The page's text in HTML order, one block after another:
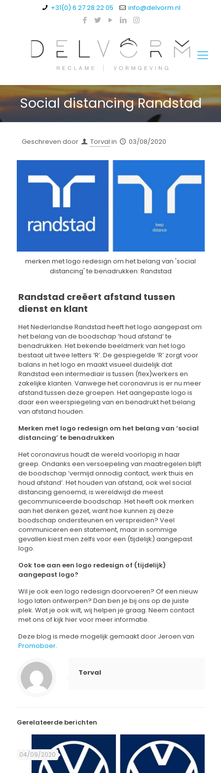
+31(0) 6 27 28 22 05 info@delvorm.nl
Social distancing Randstad
Geschreven door Torval in 03/08/2020
merken met logo redesign om het belang van 'social
distancing' te benadrukken: Randstad
Randstad creëert afstand tussen
dienst en klant
Het Nederlandse Randstad heeft het logo aangepast om
het belang van de boodschap ‘houd afstand’ te
benadrukken. Het bekende beeldmerk van het logo
bestaat uit twee letters ‘R’. De gespiegelde ‘R’ zorgt voor
balans in het logo en maakt visueel duidelijk dat
Randstad een intermediair is tussen (flex)werkers en
zakelijke klanten. Vanwege het coronavirus is er nu meer
afstand tussen deze groepen. Het aangepaste logo is
daar een weerspiegeling van en benadrukt het belang
van afstand houden.
Merken met logo redesign om het belang van ‘social
distancing’ te benadrukken
Het coronavirus houdt de wereld voorlopig in haar
greep. Ondanks een versoepeling van maatregelen blijft
de boodschap ‘vermijd onnodig contact, werk thuis en
houd afstand’. Het houden van afstand, ook wel social
distancing genoemd, is wereldwijd de meest
gecommuniceerde boodschap. Het heeft ook merken
aan het denken gezet, want hoe kunnen zij deze
boodschap ondersteunen en verspreiden? Veel
communiceren een statement, maar in sommige
gevallen kiest men zelfs voor een (tijdelijk) aangepast
logo.
Ook toe aan een logo redesign of (tijdelijk)
aangepast logo?
Wil je ook een logo redesign doorvoeren? Of een nieuw
logo laten ontwerpen? Dan ben je bij ons op de juiste
plek. Wat je ook wilt, wij helpen je graag. Neem contact
met ons of kijk hier voor meer informatie.
Deze blog is mede mogelijk gemaakt door Jeroen van
Promoboer.
Torval
Gerelateerde berichten
04/09/2020